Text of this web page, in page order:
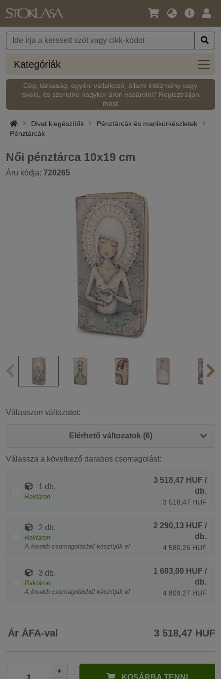
Nyelv
Pénznem
Fő
Kategóriák
Cég, társaság, egyéni vállalkozó, állami intézmény vagy
iskola, és szeretne nagyker áron vásárolni? Regisztráljon
most
Divat kiegészítők
Pénztárcák és manikürkészletek
Pénztárcák
Női pénztárca 10x19 cm
Áru kódja: 720265
Válasszon változatot:
Elérhető változatok (6)
Válassza a következő darabos csomagolást:
1 db.
Raktáron
3 518,47 HUF /
db.
3 518,47 HUF
2 db.
Raktáron
A kisebb csomagolásból készítjük el
2 290,13 HUF /
db.
4 580,26 HUF
3 db.
Raktáron
A kisebb csomagolásból készítjük el
1 603,09 HUF /
db.
4 809,27 HUF
Ár ÁFA-val 3 518,47 HUF
+
KOSÁRBA TENNI